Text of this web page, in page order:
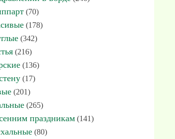
(70)
(178)
(342)
(216)
(136)
(17)
(201)
(265)
праздникам (141)
(80)